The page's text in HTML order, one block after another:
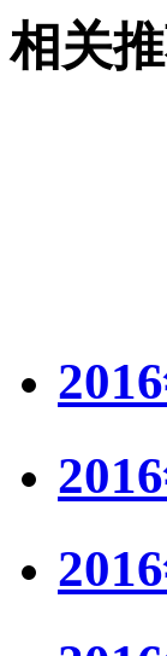
相关